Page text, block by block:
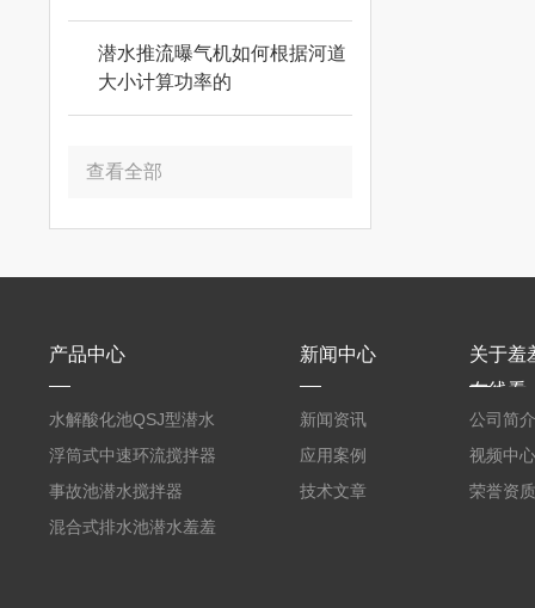
潜水推流曝气机如何根据河道
大小计算功率的
查看全部
产品中心
水解酸化池QSJ型潜水
羞羞APP在线下载
浮筒式中速环流搅拌器
事故池潜水搅拌器
混合式排水池潜水羞羞
新闻中心
新闻资讯
应用案例
技术文章
关于羞
在线看
公司简介
视频中心
荣誉资质